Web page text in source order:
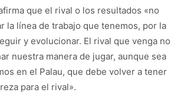
que el rival o los resultados «no
la línea de trabajo que tenemos, por la
y evolucionar. El rival que venga no
nuestra manera de jugar, aunque sea
en el Palau, que debe volver a tener
para el rival».